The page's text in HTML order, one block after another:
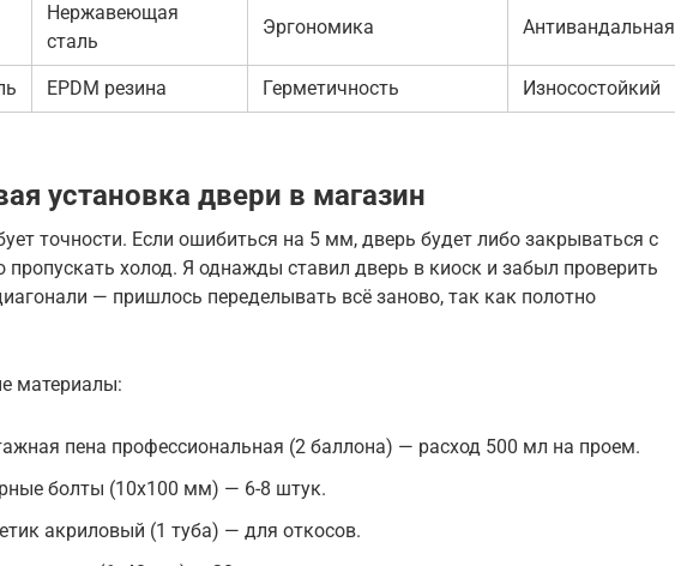
Нержавеющая
сталь
Эргономика Антивандальная
EPDM резина Герметичность Износостойкий
установка двери в магазин
точности. Если ошибиться на 5 мм, дверь будет либо закрываться с
пропускать холод. Я однажды ставил дверь в киоск и забыл проверить
— пришлось переделывать всё заново, так как полотно
материалы:
пена профессиональная (2 баллона) — расход 500 мл на проем.
болты (10х100 мм) — 6-8 штук.
акриловый (1 туба) — для откосов.